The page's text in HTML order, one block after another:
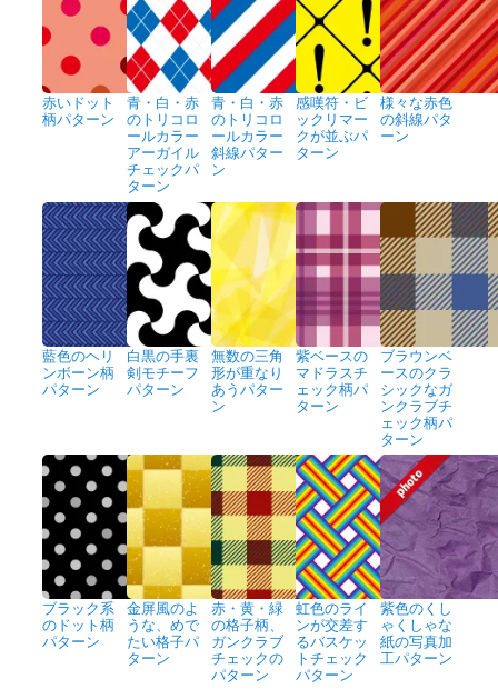
赤いドット
柄パターン
青・白・赤
のトリコロ
ールカラー
アーガイル
チェックパ
ターン
青・白・赤
のトリコロ
ールカラー
斜線パター
ン
感嘆符・ビ
ックリマー
クが並ぶパ
ターン
様々な赤色
の斜線パタ
ーン
藍色のヘリ
ンボーン柄
パターン
白黒の手裏
剣モチーフ
パターン
無数の三角
形が重なり
あうパター
ン
紫ベースの
マドラスチ
ェック柄パ
ターン
ブラウンベ
ースのクラ
シックなガ
ンクラブチ
ェック柄パ
ターン
ブラック系
のドット柄
パターン
金屏風のよ
うな、めで
たい格子パ
ターン
赤・黄・緑
の格子柄、
ガンクラブ
チェックの
パターン
虹色のライ
ンが交差す
るバスケッ
トチェック
パターン
紫色のくし
ゃくしゃな
紙の写真加
工パターン